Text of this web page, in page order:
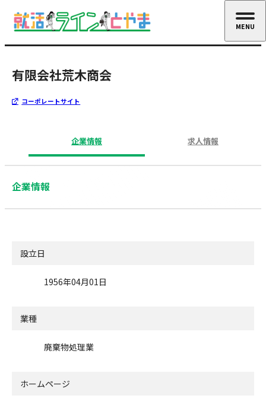
有限会社荒木商会
コーポレートサイト
企業情報 求人情報
企業情報
設立日
1956年04月01日
業種
廃棄物処理業
ホームページ
MENU